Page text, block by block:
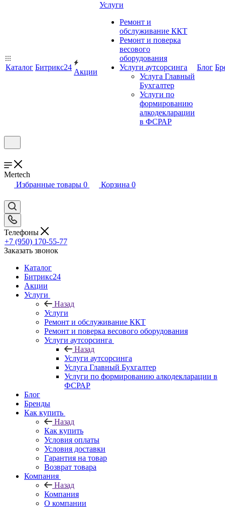
Каталог Битрикс24
Акции
Услуги
Ремонт и
обслуживание ККТ
Ремонт и поверка
весового
оборудования
Услуги аутсорсинга
Услуга Главный
Бухгалтер
Услуги по
формированию
алкодекларации
в ФСРАР
Блог
Mertech
Избранные товары 0 Корзина 0
Телефоны
+7 (950) 170-55-77
Заказать звонок
Каталог
Битрикс24
Акции
Услуги
Назад
Услуги
Ремонт и обслуживание ККТ
Ремонт и поверка весового оборудования
Услуги аутсорсинга
Назад
Услуги аутсорсинга
Услуга Главный Бухгалтер
Услуги по формированию алкодекларации в
ФСРАР
Блог
Бренды
Как купить
Назад
Как купить
Условия оплаты
Условия доставки
Гарантия на товар
Возврат товара
Компания
Назад
Компания
О компании